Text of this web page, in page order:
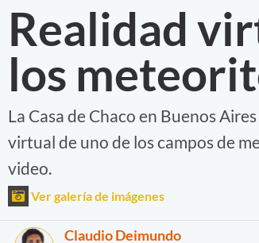
Realidad
los
La Casa de Chaco en Buenos
virtual de uno de los campos de
video.
Ver galería de imágenes
Claudio Deimundo